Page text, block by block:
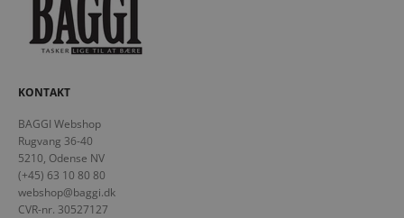
KONTAKT
BAGGI Webshop
Rugvang 36-40
5210, Odense NV
(+45) 63 10 80 80
webshop@baggi.dk
CVR-nr. 30527127